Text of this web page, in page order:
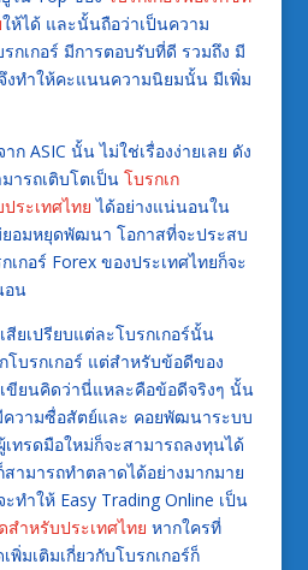
ให้ได้ และนั้นถือว่าเป็นความ
กเกอร์ มีการตอบรับที่ดี รวมถึง มี
งทำให้คะแนนความนิยมนั้น มีเพิ่ม
ก ASIC นั้น ไม่ใช่เรื่องง่ายเลย ดัง
ารถเติบโตเป็น โบรกเก
ระเทศไทย ได้อย่างแน่นอนใน
ยอมหยุดพัฒนา โอกาสที่จะประสบ
กอร์ Forex ของประเทศไทยก็จะ
อน
สียเปรียบแต่ละโบรกเกอร์นั้น
บรกเกอร์ แต่สำหรับข้อดีของ
เขียนคิดว่านี่แหละคือข้อดีจริงๆ นั้น
ความซื่อสัตย์และ คอยพัฒนาระบบ
เทรดมือใหม่ก็จะสามารถลงทุนได้
ามารถทำตลาดได้อย่างมากมาย
ทำให้ Easy Trading Online เป็น
สำหรับประเทศไทย หากใครที่
พิ่มเติมเกี่ยวกับโบรกเกอร์ก็